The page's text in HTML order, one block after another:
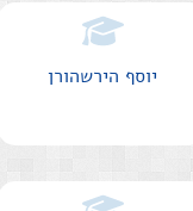
יוסף הירשהורן